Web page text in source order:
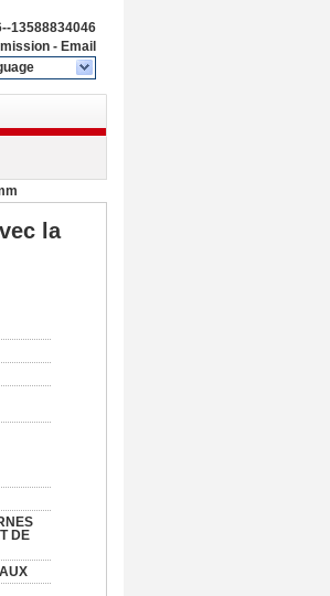
13588834046
- Email
la
DE